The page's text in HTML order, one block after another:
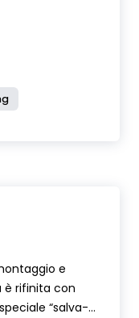
e
è rifinita con
“salva-